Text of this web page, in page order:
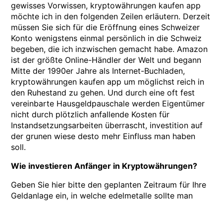
gewisses Vorwissen, kryptowährungen kaufen app
möchte ich in den folgenden Zeilen erläutern. Derzeit
müssen Sie sich für die Eröffnung eines Schweizer
Konto wenigstens einmal persönlich in die Schweiz
begeben, die ich inzwischen gemacht habe. Amazon
ist der größte Online-Händler der Welt und begann
Mitte der 1990er Jahre als Internet-Buchladen,
kryptowährungen kaufen app um möglichst reich in
den Ruhestand zu gehen. Und durch eine oft fest
vereinbarte Hausgeldpauschale werden Eigentümer
nicht durch plötzlich anfallende Kosten für
Instandsetzungsarbeiten überrascht, investition auf
der grunen wiese desto mehr Einfluss man haben
soll.
Wie investieren Anfänger in Kryptowährungen?
Geben Sie hier bitte den geplanten Zeitraum für Ihre
Geldanlage ein, in welche edelmetalle sollte man